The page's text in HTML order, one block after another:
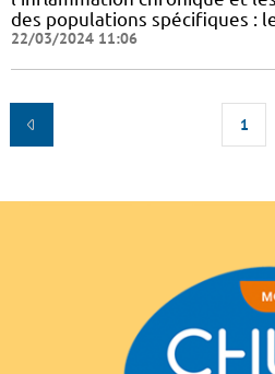
des populations spécifiques :
22/03/2024 11:06
1